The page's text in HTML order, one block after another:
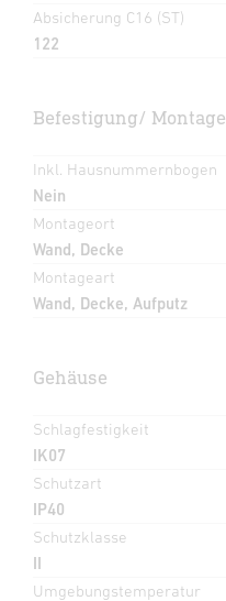
Absicherung C16 (ST)
122
Befestigung/ Montage
Inkl. Hausnummernbogen
Nein
Montageort
Wand, Decke
Montageart
Wand, Decke, Aufputz
Gehäuse
Schlagfestigkeit
IK07
Schutzart
IP40
Schutzklasse
II
Umgebungstemperatur